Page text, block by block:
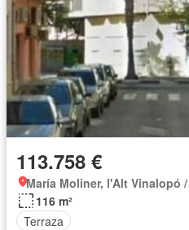
113.758 €
María Moliner, l'Alt Vinalopó
116 m²
Terraza